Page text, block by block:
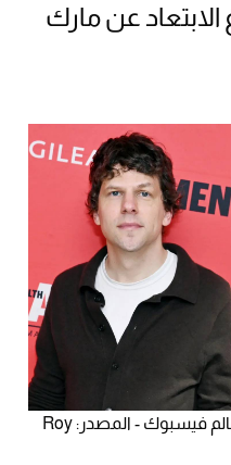
الابتعاد عن مارك
جيسي أيزنبرغ يرفض العودة إلى عالم فيسبوك - المصدر: Roy